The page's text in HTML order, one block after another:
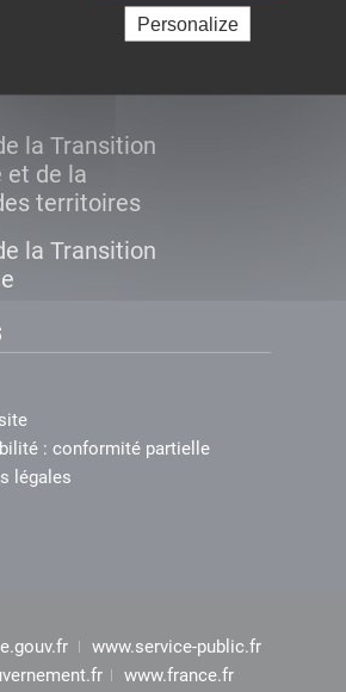
Personalize
la Transition
et de la
territoires
la Transition
: conformité partielle
légales
www.service-public.fr
www.france.fr